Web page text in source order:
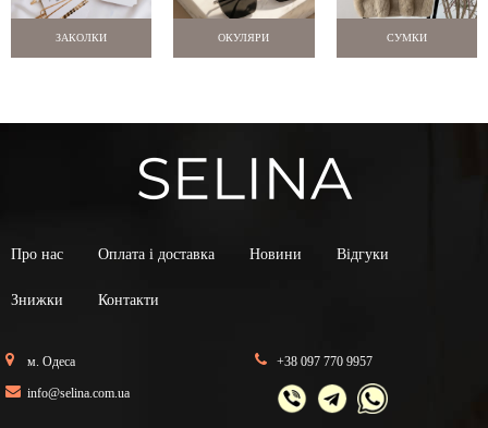
ЗАКОЛКИ ОКУЛЯРИ СУМКИ
Про нас Оплата і доставка Новини Відгуки
Знижки Контакти
м. Одеса
info@selina.com.ua
+38 097 770 9957